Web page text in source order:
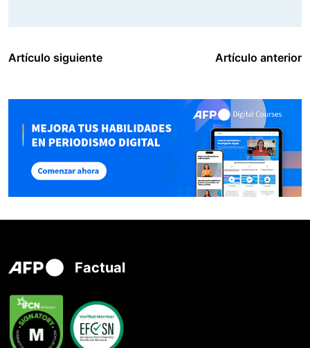
Artículo siguiente Artículo anterior
Factual